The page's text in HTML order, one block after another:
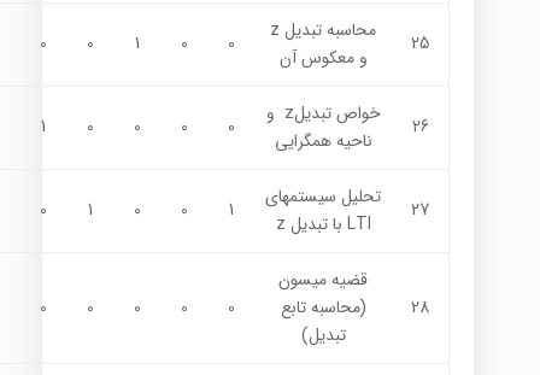
25
محاسبه تبديل z
و معکوس آن
0
0
1
0
0
26
خواص تبديلz و
ناحیه همگرایی
0
0
0
0
1
27
تحليل سيستمهاي
LTI با تبديل z
1
0
0
1
0
28
قضیه میسون
(محاسبه تابع
تبدیل)
0
0
0
0
0